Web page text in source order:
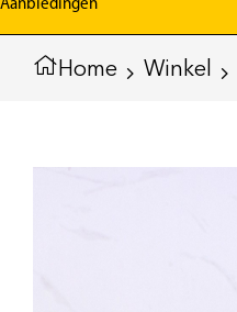
Aanbiedingen
Home Winkel